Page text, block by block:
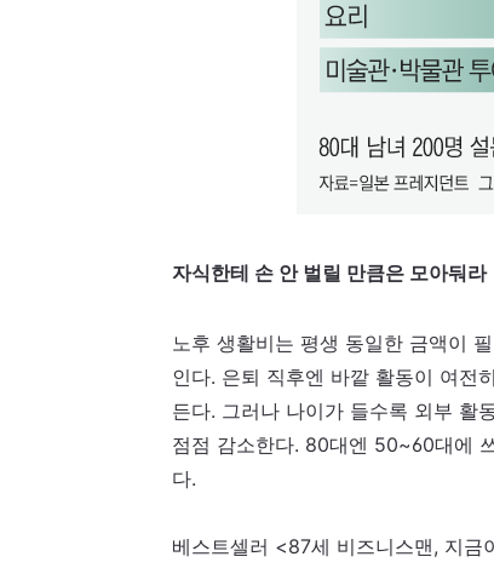
자식한테 손 안 벌릴 만큼은 모아둬라
노후 생활비는 평생 동일한 금액이
인다. 은퇴 직후엔 바깥 활동이 여전
든다. 그러나 나이가 들수록 외부 활
점점 감소한다. 80대엔 50~60대에
다.
베스트셀러 <87세 비즈니스맨, 지